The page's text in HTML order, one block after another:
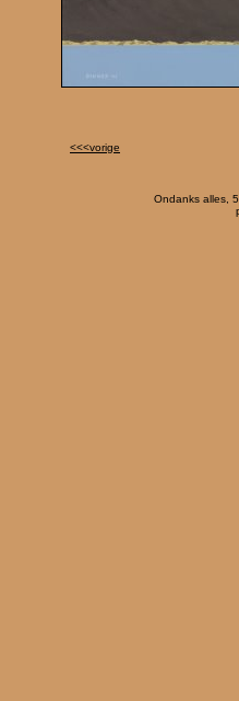
<<<vorige
Ondanks alles,